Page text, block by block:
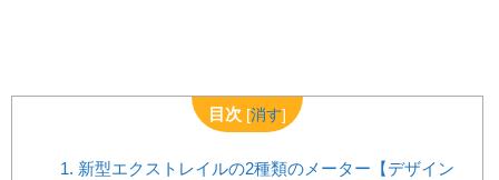
目次 [消す]
1. 新型エクストレイルの2種類のメーター【デザイン